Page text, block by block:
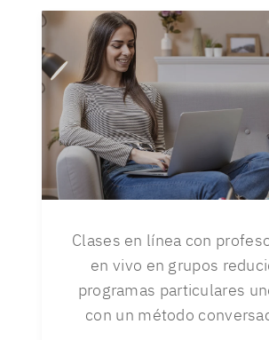
Clases en línea con
en vivo en grupos
programas particulares
con un método